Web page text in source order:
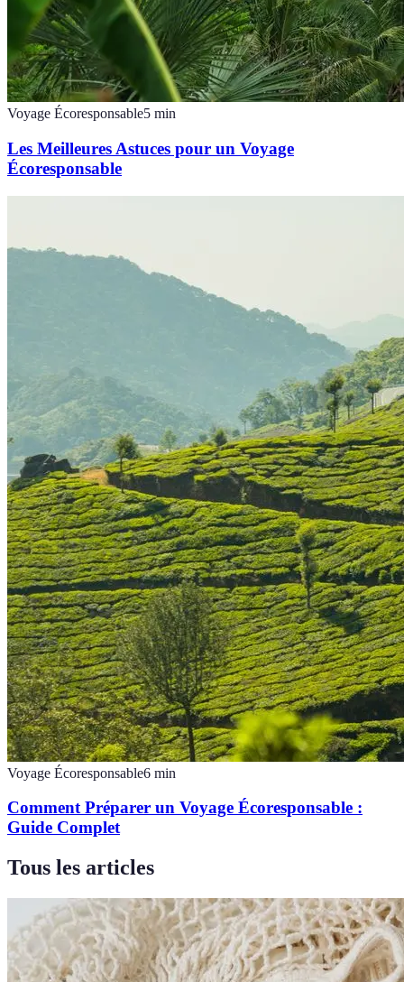
Voyage Écoresponsable5 min
Les Meilleures Astuces pour un Voyage
Écoresponsable
Voyage Écoresponsable6 min
Comment Préparer un Voyage Écoresponsable :
Guide Complet
Tous les articles